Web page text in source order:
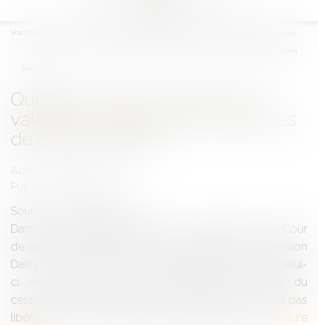
Vous êtes ici :
Quelles sont les conditions de
validité du bordereau de créances
de cession Dailly ?
Auteur : BACLE Florent
Publié le :
Source :
Dans un arrêt important rendu le 11 octobre 2017, la Cour
de cassation vient renforcer le mécanisme de la cession
Dailly. On sait qu’une fois notifiée au débiteur cédé, celui-
ci ne peut plus se libérer qu’entre les mains du
cessionnaire à défaut de quoi son paiement ne serait pas
libératoire. Dans un attendu de principe, la Haute...
Lire